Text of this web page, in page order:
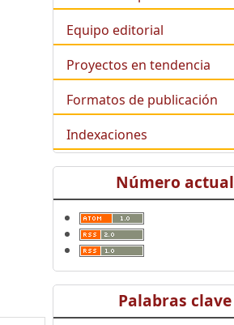
Equipo editorial
Proyectos en tendencia
Formatos de publicación
Indexaciones
Número actual
Palabras clave